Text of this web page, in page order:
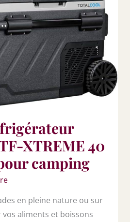
XTREME 40
camping
en pleine nature ou sur
aliments et boissons